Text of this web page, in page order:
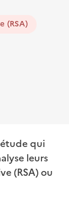
(RSA)
qui
leurs
(RSA) ou